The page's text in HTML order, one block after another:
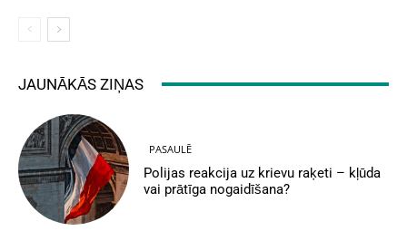
JAUNĀKĀS ZIŅAS
PASAULĒ
Polijas reakcija uz krievu raķeti – kļūda
vai prātīga nogaidīšana?